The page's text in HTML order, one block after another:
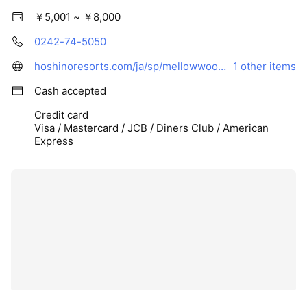
￥5,001 ~ ￥8,000
0242-74-5050
hoshinoresorts.com/ja/sp/mellowwoodgolf/
1 other items
Cash accepted
Credit card
Visa / Mastercard / JCB / Diners Club / American
Express